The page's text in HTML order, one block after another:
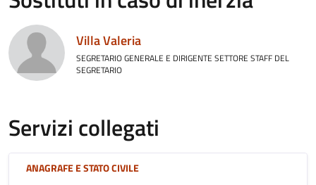
Villa Valeria
SEGRETARIO GENERALE E DIRIGENTE SETTORE STAFF DEL
SEGRETARIO
Servizi collegati
ANAGRAFE E STATO CIVILE